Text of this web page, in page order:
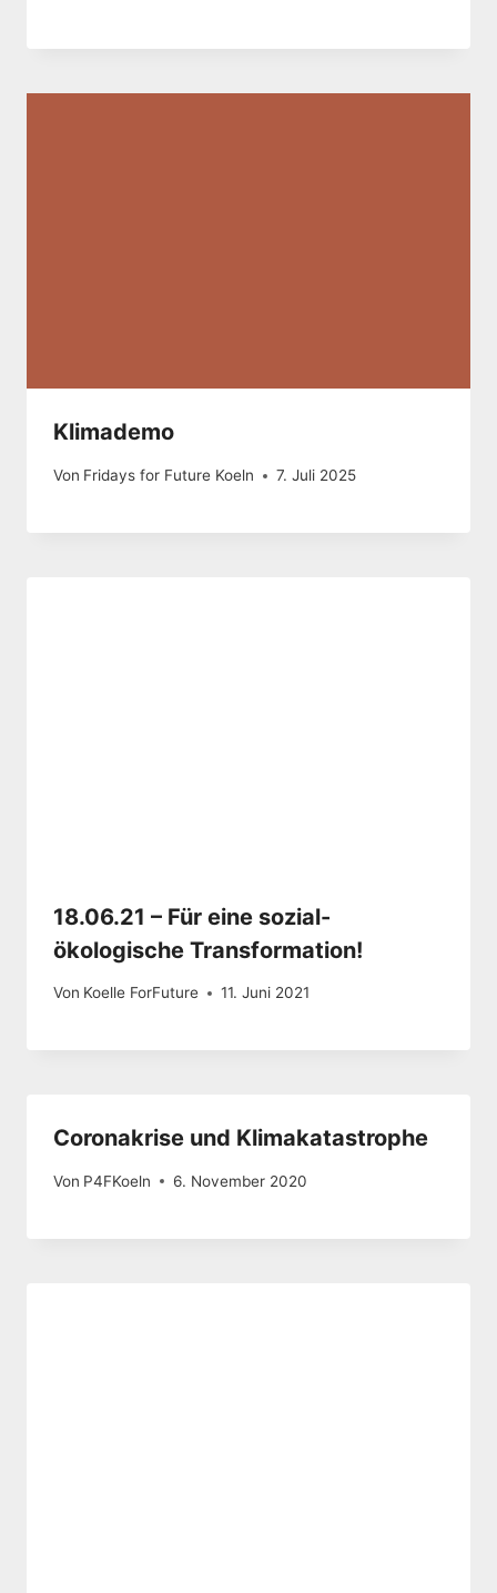
Klimademo
Von Fridays for Future Koeln 7. Juli 2025
18.06.21 – Für eine sozial-
ökologische Transformation!
Von Koelle ForFuture 11. Juni 2021
Coronakrise und Klimakatastrophe
Von P4FKoeln 6. November 2020